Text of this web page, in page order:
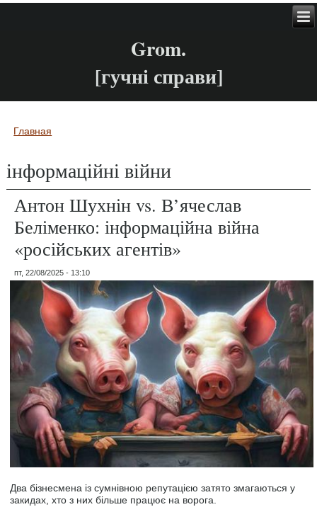
Grom.
[гучні справи]
Вы здесь
Главная
інформаційні війни
Антон Шухнін vs. В’ячеслав
Беліменко: інформаційна війна
«російських агентів»
пт, 22/08/2025 - 13:10
Два бізнесмена із сумнівною репутацією затято змагаються у
закидах, хто з них більше працює на ворога.